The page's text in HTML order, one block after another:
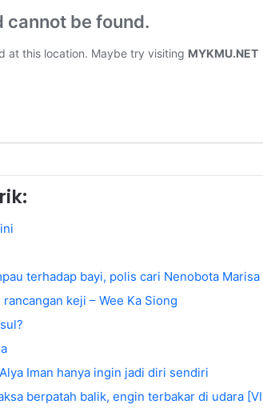
terhadap bayi, polis cari Nenobota Marisa
keji – Wee Ka Siong
Iman hanya ingin jadi diri sendiri
berpatah balik, engin terbakar di udara